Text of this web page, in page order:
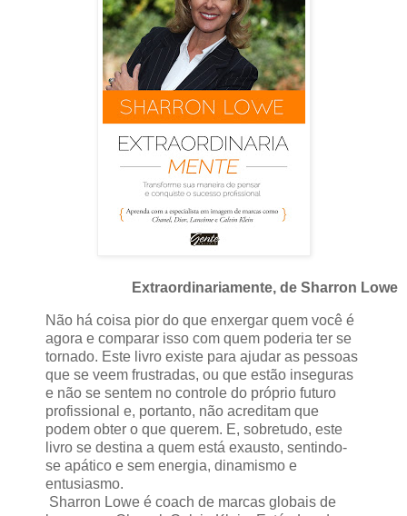
Extraordinariamente, de Sharron Lowe
Não há coisa pior do que enxergar quem você é
agora e comparar isso com quem poderia ter se
tornado. Este livro existe para ajudar as pessoas
que se veem frustradas, ou que estão inseguras
e não se sentem no controle do próprio futuro
profissional e, portanto, não acreditam que
podem obter o que querem. E, sobretudo, este
livro se destina a quem está exausto, sentindo-
se apático e sem energia, dinamismo e
entusiasmo.
Sharron Lowe é coach de marcas globais de